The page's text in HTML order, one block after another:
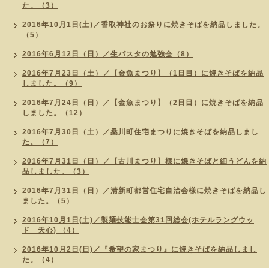
た。（3）
2016年10月1日(土)／香取神社のお祭りに焼きそばを納品しました。
（5）
2016年6月12日（日）／生パスタの勉強会（8）
2016年7月23日（土）／【金魚まつり】（1日目）に焼きそばを納品
しました。（9）
2016年7月24日（日）／【金魚まつり】（2日目）に焼きそばを納品
しました。（12）
2016年7月30日（土）／桑川町住宅まつりに焼きそばを納品しまし
た。（7）
2016年7月31日（日）／【古川まつり】様に焼きそばと細うどんを納
品しました。（3）
2016年7月31日（日）／清新町都営住宅自治会様に焼きそばを納品し
ました。（5）
2016年10月1日(土)／製麺技能士会第31回総会(ホテルラングウッ
ド 天心) （4）
2016年10月2日(日)／『希望の家まつり』に焼きそばを納品しまし
た。（4）